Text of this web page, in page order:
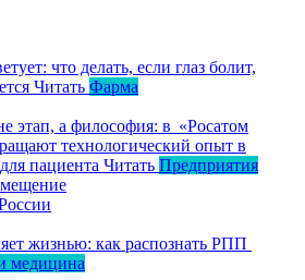
что делать, если глаз болит,
Читать Фарма
этап, а философия: в «Росатом
технологический опыт в
пациента Читать Предприятия
жизнью: как распознать РПП
медицина